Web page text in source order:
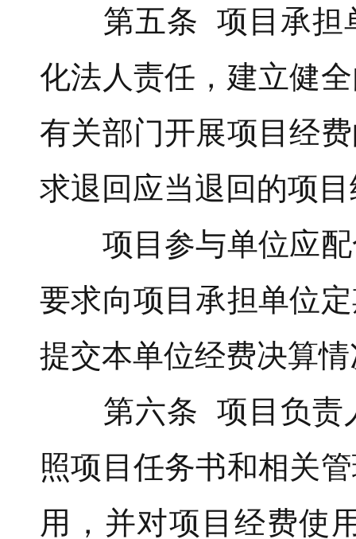
第五条 项目承担单
化法人责任，建立健
有关部门开展项目经
求退回应当退回的项
项目参与单位应配
要求向项目承担单位
提交本单位经费决算
第六条 项目负责人
照项目任务书和相关
用，并对项目经费使